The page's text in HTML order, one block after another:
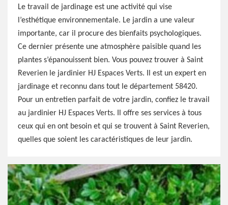
Le travail de jardinage est une activité qui vise
l’esthétique environnementale. Le jardin a une valeur
importante, car il procure des bienfaits psychologiques.
Ce dernier présente une atmosphère paisible quand les
plantes s’épanouissent bien. Vous pouvez trouver à Saint
Reverien le jardinier HJ Espaces Verts. Il est un expert en
jardinage et reconnu dans tout le département 58420.
Pour un entretien parfait de votre jardin, confiez le travail
au jardinier HJ Espaces Verts. Il offre ses services à tous
ceux qui en ont besoin et qui se trouvent à Saint Reverien,
quelles que soient les caractéristiques de leur jardin.